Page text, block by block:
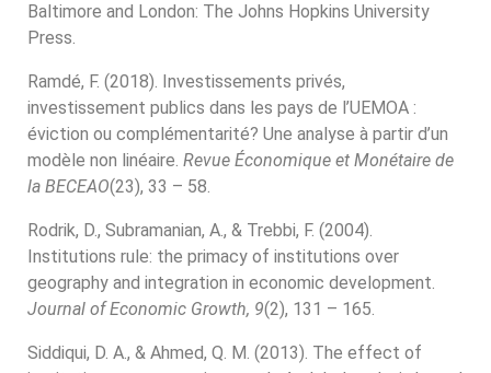
Baltimore and London: The Johns Hopkins University
Press.
Ramdé, F. (2018). Investissements privés,
investissement publics dans les pays de l’UEMOA :
éviction ou complémentarité? Une analyse à partir d’un
modèle non linéaire. Revue Économique et Monétaire de
la BECEAO(23), 33 – 58.
Rodrik, D., Subramanian, A., & Trebbi, F. (2004).
Institutions rule: the primacy of institutions over
geography and integration in economic development.
Journal of Economic Growth, 9(2), 131 – 165.
Siddiqui, D. A., & Ahmed, Q. M. (2013). The effect of